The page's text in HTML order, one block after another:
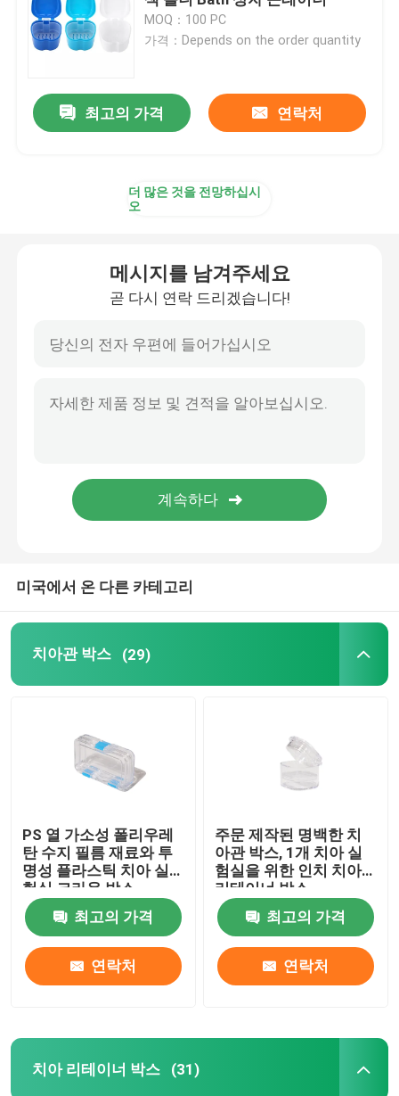
반사경과 얼라이너 경우
치아 얼라이너 추리
치아 실험실 교합기
직교 벽개면이 있는 연결선 제휴
치아 마멸 장비
침 이젝터 부분
MOQ：100 PC
가격：Depends on the order quantity
최고의 가격 연락처
더 많은 것을 전망하십시
오
메시지를 남겨주세요
곧 다시 연락 드리겠습니다!
미국에서 온 다른 카테고리
치아관 박스 (29)
PS 열 가소성 폴리우레
탄 수지 필름 재료와 투
명성 플라스틱 치아 실
험실 크라운 박스
최고의 가격
연락처
주문 제작된 명백한 치
아관 박스, 1개 치아 실
험실을 위한 인치 치아
리테이너 박스
최고의 가격
연락처
치아 리테이너 박스 (31)